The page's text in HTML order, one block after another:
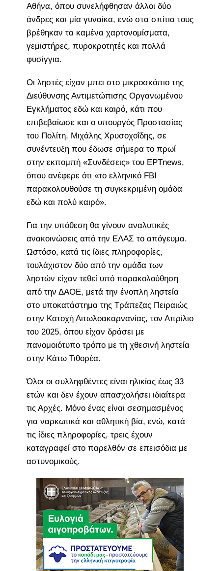
Αθήνα, όπου συνελήφθησαν άλλοι δύο
άνδρες και μία γυναίκα, ενώ στα σπίτια τους
βρέθηκαν τα καμένα χαρτονομίσματα,
γεμιστήρες, πυροκροτητές και πολλά
φυσίγγια.
Οι ληστές είχαν μπει στο μικροσκόπιο της
Διεύθυνσης Αντιμετώπισης Οργανωμένου
Εγκλήματος εδώ και καιρό, κάτι που
επιβεβαίωσε και ο υπουργός Προστασίας
του Πολίτη, Μιχάλης Χρυσοχοΐδης, σε
συνέντευξη που έδωσε σήμερα το πρωί
στην εκπομπή «Συνδέσεις» του ΕΡΤnews,
όπου ανέφερε ότι «το ελληνικό FBI
παρακολουθούσε τη συγκεκριμένη ομάδα
εδώ και πολύ καιρό».
Για την υπόθεση θα γίνουν αναλυτικές
ανακοινώσεις από την ΕΛΑΣ το απόγευμα.
Ωστόσο, κατά τις ίδιες πληροφορίες,
τουλάχιστον δύο από την ομάδα των
ληστών είχαν τεθεί υπό παρακολούθηση
από την ΔΑΟΕ, μετά την ένοπλη ληστεία
στο υποκατάστημα της Τράπεζας Πειραιώς
στην Κατοχή Αιτωλοακαρνανίας, τον Απρίλιο
του 2025, όπου είχαν δράσει με
πανομοιότυπο τρόπο με τη χθεσινή ληστεία
στην Κάτω Τιθορέα.
Όλοι οι συλληφθέντες είναι ηλικίας έως 33
ετών και δεν έχουν απασχολήσει ιδιαίτερα
τις Αρχές. Μόνο ένας είναι σεσημασμένος
για ναρκωτικά και αθλητική βία, ενώ, κατά
τις ίδιες πληροφορίες, τρεις έχουν
καταγραφεί στο παρελθόν σε επεισόδια με
αστυνομικούς.